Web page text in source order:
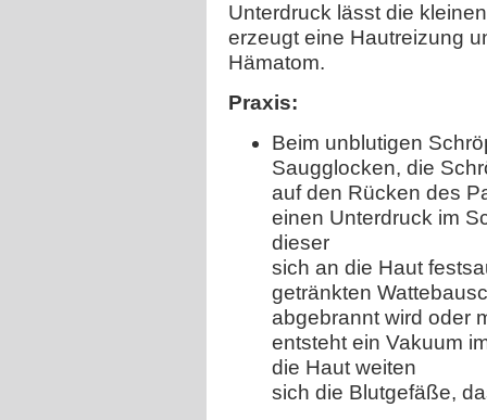
Unterdruck lässt die
erzeugt eine Hautreizung
Hämatom.
Praxis:
Beim unblutigen
Saugglocken, die
auf den Rücken des
einen Unterdruck im
dieser
sich an die Haut
getränkten
abgebrannt wird oder
entsteht ein Vakuum
die Haut weiten
sich die Blutgefäße,